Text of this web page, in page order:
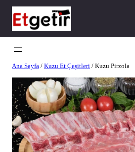
Ana Sayfa / Kuzu Et Çeşitleri / Kuzu Pirzola